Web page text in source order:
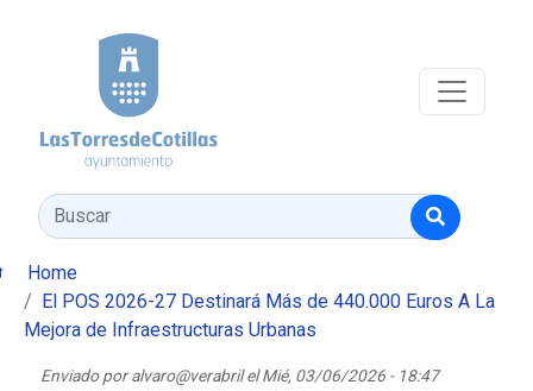
Buscar
Home
El POS 2026-27 Destinará Más de 440.000 Euros A La
Mejora de Infraestructuras Urbanas
Enviado poralvaro@verabril elMié, 03/06/2026 - 18:47